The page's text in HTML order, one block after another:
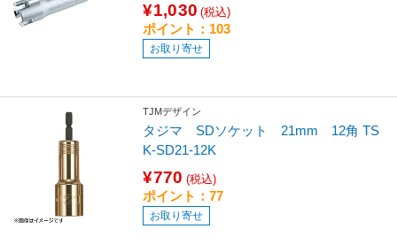
¥1,030 (税込)
ポイント：103
お取り寄せ
TJMデザイン
タジマ SDソケット 21mm 12角 TS
K-SD21-12K
¥770 (税込)
ポイント：77
お取り寄せ